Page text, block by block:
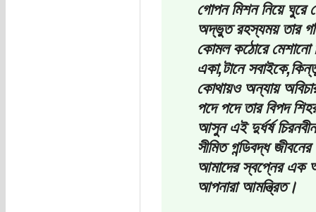
গোপন মিশন নিয়ে ঘুরে
অদ্ভুত রহস্যময় তার
কোমল কঠোরে মেশানো
একা,টানে
কোথায়ও অন্যায়
পদে পদে তার বিপদ
আসুন এই দুর্ধর্ষ
সীমিত গন্ডিবদ্ধ
আমাদের স্বপ্নের এক
আপনারা আমন্ত্রিত।